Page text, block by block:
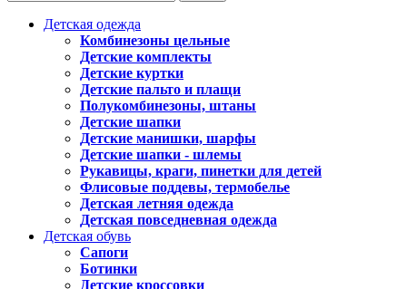
Детская одежда
Комбинезоны цельные
Детские комплекты
Детские куртки
Детские пальто и плащи
Полукомбинезоны, штаны
Детские шапки
Детские манишки, шарфы
Детские шапки - шлемы
Рукавицы, краги, пинетки для детей
Флисовые поддевы, термобелье
Детская летняя одежда
Детская повседневная одежда
Детская обувь
Сапоги
Ботинки
Детские кроссовки